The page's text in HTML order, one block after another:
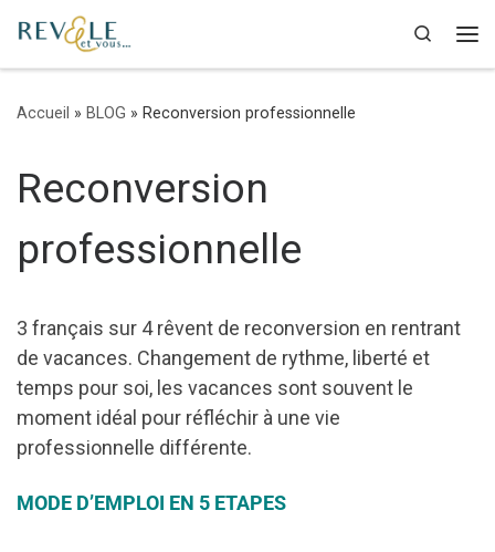
Passer au contenu Search
Accueil » BLOG » Reconversion professionnelle
Reconversion
professionnelle
3 français sur 4 rêvent de reconversion en rentrant
de vacances. Changement de rythme, liberté et
temps pour soi, les vacances sont souvent le
moment idéal pour réfléchir à une vie
professionnelle différente.
MODE D’EMPLOI EN 5 ETAPES